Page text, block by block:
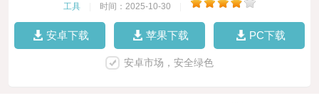
工具 时间：2025-10-30
安卓下载 苹果下载 PC下载
安卓市场，安全绿色